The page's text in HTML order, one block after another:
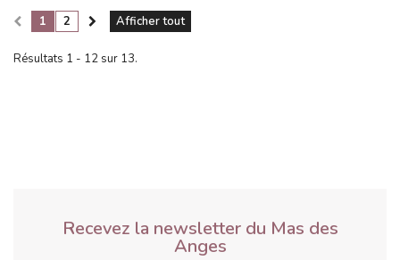
Afficher tout
1 2
Résultats 1 - 12 sur 13.
Recevez la newsletter du Mas des
Anges